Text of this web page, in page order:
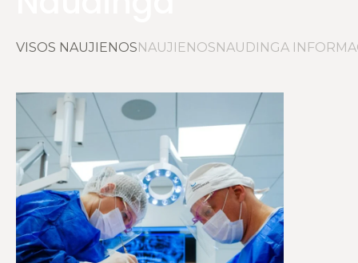
VISOS NAUJIENOSNAUJIENOSNAUDINGA